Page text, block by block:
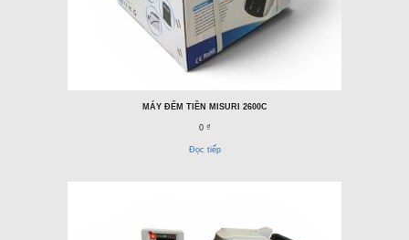
MÁY ĐẾM TIỀN MISURI 2600C
0 ₫
Đọc tiếp